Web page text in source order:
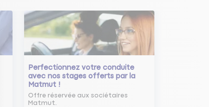
Perfectionnez votre conduite
avec nos stages offerts par la
Matmut !
Offre réservée aux sociétaires
Matmut.